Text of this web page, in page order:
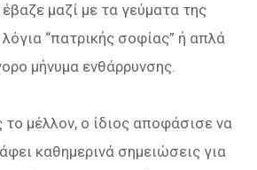
μαζί με τα γεύματα της
“πατρικής σοφίας” ή απλά
μήνυμα ενθάρρυνσης.
μέλλον, ο ίδιος αποφάσισε να
καθημερινά σημειώσεις για